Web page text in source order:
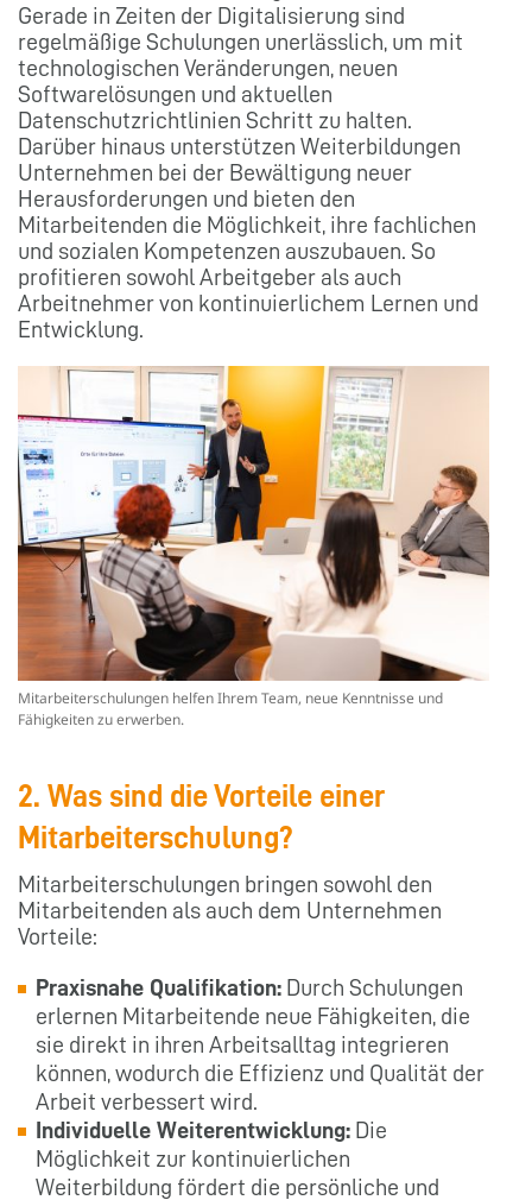
Gerade in Zeiten der Digitalisierung sind
regelmäßige Schulungen unerlässlich, um mit
technologischen Veränderungen, neuen
Softwarelösungen und aktuellen
Datenschutzrichtlinien Schritt zu halten.
Darüber hinaus unterstützen Weiterbildungen
Unternehmen bei der Bewältigung neuer
Herausforderungen und bieten den
Mitarbeitenden die Möglichkeit, ihre fachlichen
und sozialen Kompetenzen auszubauen. So
profitieren sowohl Arbeitgeber als auch
Arbeitnehmer von kontinuierlichem Lernen und
Entwicklung.
Mitarbeiterschulungen helfen Ihrem Team, neue Kenntnisse und
Fähigkeiten zu erwerben.
2. Was sind die Vorteile einer
Mitarbeiterschulung?
Mitarbeiterschulungen bringen sowohl den
Mitarbeitenden als auch dem Unternehmen
Vorteile:
Praxisnahe Qualifikation: Durch Schulungen
erlernen Mitarbeitende neue Fähigkeiten, die
sie direkt in ihren Arbeitsalltag integrieren
können, wodurch die Effizienz und Qualität der
Arbeit verbessert wird.
Individuelle Weiterentwicklung: Die
Möglichkeit zur kontinuierlichen
Weiterbildung fördert die persönliche und